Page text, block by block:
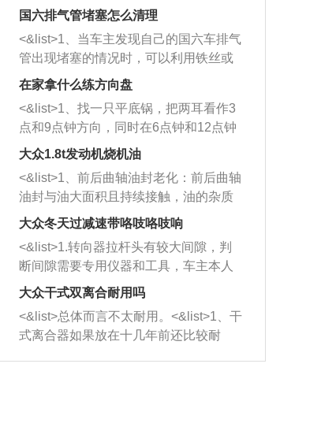
牌，但是中高低端的轮胎都有生产，这
也是为了更好的开拓市场。
国六排气管堵塞怎么清理
<&list>1、当车主发现自己的国六车排气
管出现堵塞的情况时，可以利用铁丝或
者是细棍，直接将杂物给取出来，如果
堵塞情况比较严重，也可以采取应急措
施。 <&list>2、直接利用木棍将所有的
杂物推到排气管里面的位置处，然后将
三元催化器拆解开，就可以将堵塞的东
西取出来。但如果是因为积碳过多引起
的堵塞，就需要将三元催化器泡在草酸
洗剂对堵塞的情况得到解决，将清洗剂
放在燃油箱中，与燃油混合后，车辆启
动时，就可以和汽油一起进入到燃烧
室，最后形成废气排出，就可以让三元
催化器得到清洗，排气管堵塞的情况就
能够得到解决。
在家拿什么练方向盘
<&list>1、找一只平底锅，把两耳看作3
点和9点钟方向，同时在6点钟和12点钟
方向做一个标记。 <&list>2、双手握住
一圈半的练习，往右同样也要打相同的
圈数。 <&list>3、最后强调要反复练
习，这样就可以形成肌肉记忆，在真实
驾驶车辆时，不需要记忆也能打好方
向。
大众1.8t发动机烧机油
<&list>1、前后曲轴油封老化：前后曲轴
油封与油大面积且持续接触，油的杂质
和发动机内持续温度变化使其密封效果
逐渐减弱，导致渗油或漏油。<&list>2、
活塞间隙过大：积碳会使活塞环与缸体
的间隙扩大，导致机油流入燃烧室中，
造成烧机油。<&list>3、机油粘度。使用
机油粘度过小的话，同样会有烧机油现
象，机油粘度过小具有很好的流动性，
大众冬天过减速带咯吱咯吱响
<&list>1.转向器拉杆头有较大间隙，判
断间隙需要专用仪器和工具，车主本人
无法制作，需要将车辆送到修理厂或4s
店；<&list>2.车辆半轴套管防尘罩破
裂，破裂后会出现漏油现象，使半轴磨
损严重，磨损的半轴容易损坏，产生异
响；<&list>3.稳定器的转向胶套和球头
大众干式双离合耐用吗
<&list>总体而言不太耐用。<&list>1、干
式离合器如果放在十几年前还比较耐